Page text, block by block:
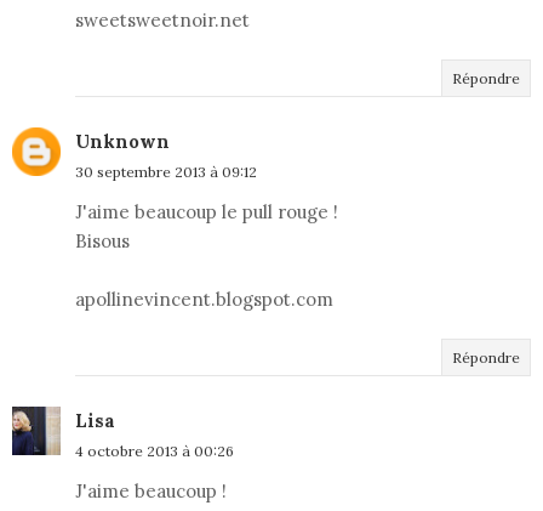
sweetsweetnoir.net
Répondre
Unknown
30 septembre 2013 à 09:12
J'aime beaucoup le pull rouge !
Bisous
apollinevincent.blogspot.com
Répondre
Lisa
4 octobre 2013 à 00:26
J'aime beaucoup !